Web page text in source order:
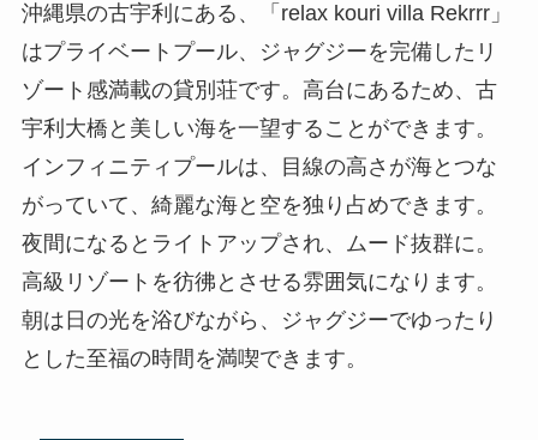
沖縄県の古宇利にある、「relax kouri villa Rekrrr」
はプライベートプール、ジャグジーを完備したリ
ゾート感満載の貸別荘です。高台にあるため、古
宇利大橋と美しい海を一望することができます。
インフィニティプールは、目線の高さが海とつな
がっていて、綺麗な海と空を独り占めできます。
夜間になるとライトアップされ、ムード抜群に。
高級リゾートを彷彿とさせる雰囲気になります。
朝は日の光を浴びながら、ジャグジーでゆったり
とした至福の時間を満喫できます。